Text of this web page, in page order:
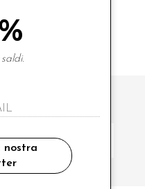
NEWSLETTER
privacy.
nostra